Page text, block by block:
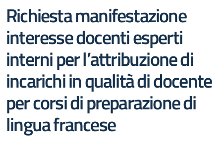
Richiesta manifestazione
interesse docenti esperti
interni per l’attribuzione di
incarichi in qualità di docente
per corsi di preparazione di
lingua francese